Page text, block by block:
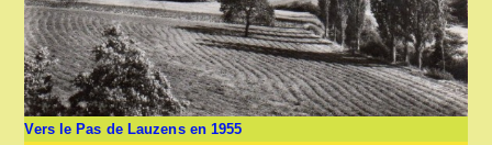
Vers le Pas de Lauzens en 1955